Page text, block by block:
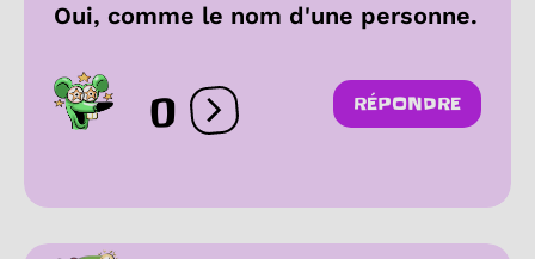
Oui, comme le nom d'une personne.
0 Ouvrir les réactions
RÉPONDRE